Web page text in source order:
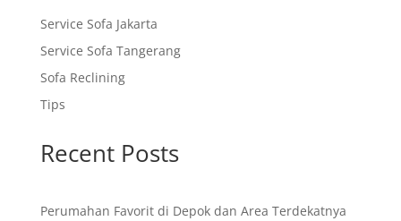
Service Sofa Jakarta
Service Sofa Tangerang
Sofa Reclining
Tips
Recent Posts
Perumahan Favorit di Depok dan Area Terdekatnya